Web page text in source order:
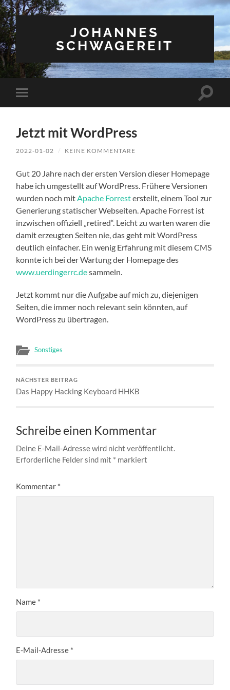
JOHANNES
SCHWAGEREIT
Mobile-
Menü
Jetzt mit WordPress
2022-01-02 / KEINE KOMMENTARE
Gut 20 Jahre nach der ersten Version dieser Homepage
habe ich umgestellt auf WordPress. Frühere Versionen
wurden noch mit Apache Forresterstellt, einem Tool zur
Generierung statischer Webseiten. Apache Forrest ist
inzwischen offiziell „retired“. Leicht zu warten waren die
damit erzeugten Seiten nie, das geht mit WordPress
deutlich einfacher. Ein wenig Erfahrung mit diesem CMS
konnte ich bei der Wartung der Homepage des
www.uerdingerrc.desammeln.
Jetzt kommt nur die Aufgabe auf mich zu, diejenigen
Seiten, die immer noch relevant sein könnten, auf
WordPress zu übertragen.
Sonstiges
NÄCHSTER BEITRAG
Das Happy Hacking Keyboard HHKB
Schreibe einen Kommentar
Deine E-Mail-Adresse wird nicht veröffentlicht.
Erforderliche Felder sind mit * markiert
Kommentar *
Name *
E-Mail-Adresse *